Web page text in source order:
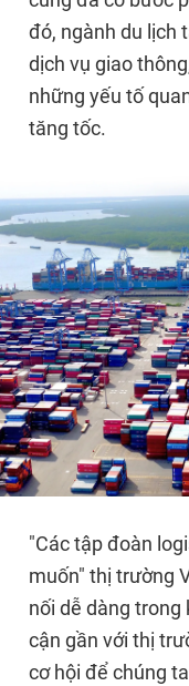
đó, ngành du lịch
dịch vụ giao
những yếu tố
tăng tốc.
"Các tập đoàn
muốn" thị trường
nối dễ dàng trong
cận gần với thị
cơ hội để chúng